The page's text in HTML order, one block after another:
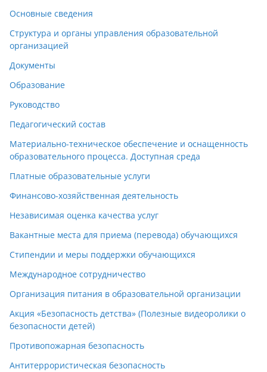
Основные сведения
Структура и органы управления образовательной
организацией
Документы
Образование
Руководство
Педагогический состав
Материально-техническое обеспечение и оснащенность
образовательного процесса. Доступная среда
Платные образовательные услуги
Финансово-хозяйственная деятельность
Независимая оценка качества услуг
Вакантные места для приема (перевода) обучающихся
Стипендии и меры поддержки обучающихся
Международное сотрудничество
Организация питания в образовательной организации
Акция «Безопасность детства» (Полезные видеоролики о
безопасности детей)
Противопожарная безопасность
Антитеррористическая безопасность